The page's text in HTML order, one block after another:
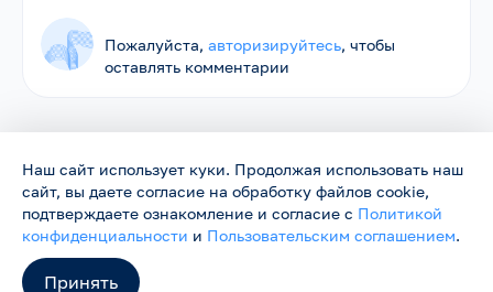
Пожалуйста,авторизируйтесь, чтобы
оставлять комментарии
Родники ©2026
Нас объединяет песня
Сайт работает в тестовом режиме и будет обновляться.
Пожелания и замечания можно направить на
support@rodniki.com.ru
Наш сайт использует куки. Продолжая использовать наш
сайт, вы даете согласие на обработку файлов cookie,
подтверждаете ознакомление и согласие с Политикой
конфиденциальности и Пользовательским соглашением.
Принять